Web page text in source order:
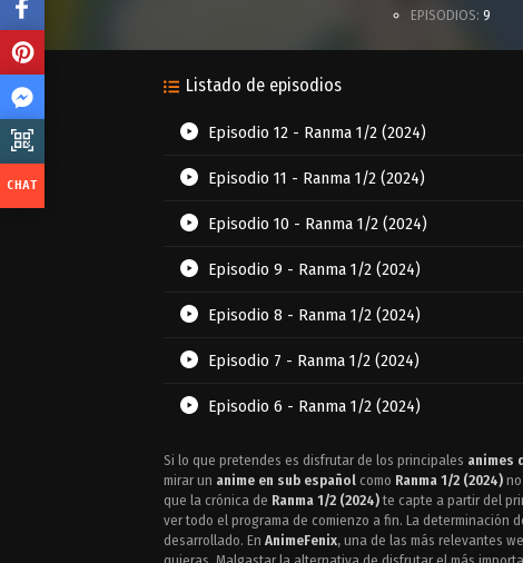
EPISODIOS: 9
Listado de episodios
Episodio 12 - Ranma 1/2 (2024)
Episodio 11 - Ranma 1/2 (2024)
Episodio 10 - Ranma 1/2 (2024)
Episodio 9 - Ranma 1/2 (2024)
Episodio 8 - Ranma 1/2 (2024)
Episodio 7 - Ranma 1/2 (2024)
Episodio 6 - Ranma 1/2 (2024)
Episodio 5 - Ranma 1/2 (2024)
Episodio 4 - Ranma 1/2 (2024)
Episodio 3 - Ranma 1/2 (2024)
Si lo que pretendes es disfrutar de los principales animes
mirar un anime en sub español como Ranma 1/2 (2024)
que la crónica de Ranma 1/2 (2024) te capte a partir del
ver todo el programa de comienzo a fin. La determinación
desarrollado. En AnimeFenix, una de las más relevantes